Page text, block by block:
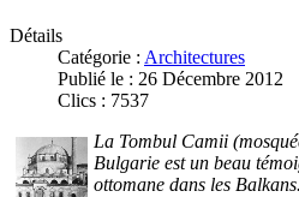
Détails
Catégorie : Architectures
Publié le : 26 Décembre 2012
Clics : 7537
La Tombul Camii
Bulgarie est un beau
ottomane dans les Balkans.